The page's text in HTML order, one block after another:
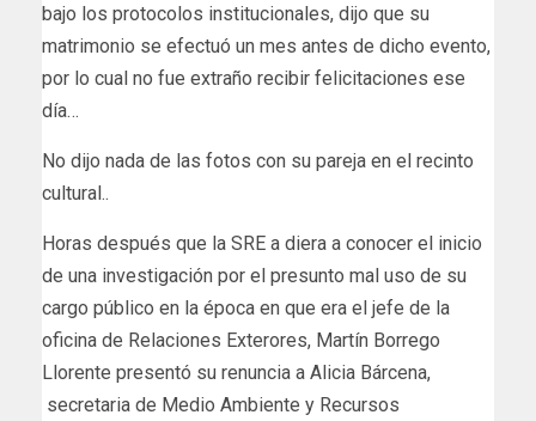
bajo los protocolos institucionales, dijo que su
matrimonio se efectuó un mes antes de dicho evento,
por lo cual no fue extraño recibir felicitaciones ese
día…
No dijo nada de las fotos con su pareja en el recinto
cultural..
Horas después que la SRE a diera a conocer el inicio
de una investigación por el presunto mal uso de su
cargo público en la época en que era el jefe de la
oficina de Relaciones Exterores, Martín Borrego
Llorente presentó su renuncia a Alicia Bárcena,
secretaria de Medio Ambiente y Recursos